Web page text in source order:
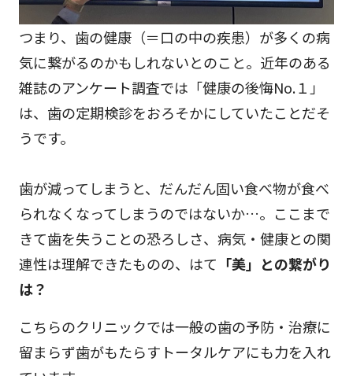
つまり、歯の健康（＝口の中の疾患）が多くの病
気に繋がるのかもしれないとのこと。近年のある
雑誌のアンケート調査では「健康の後悔No.１」
は、歯の定期検診をおろそかにしていたことだそ
うです。
歯が減ってしまうと、だんだん固い食べ物が食べ
られなくなってしまうのではないか…。ここまで
きて歯を失うことの恐ろしさ、病気・健康との関
連性は理解できたものの、はて 「美」との繋がり
は？
こちらのクリニックでは一般の歯の予防・治療に
留まらず歯がもたらすトータルケアにも力を入れ